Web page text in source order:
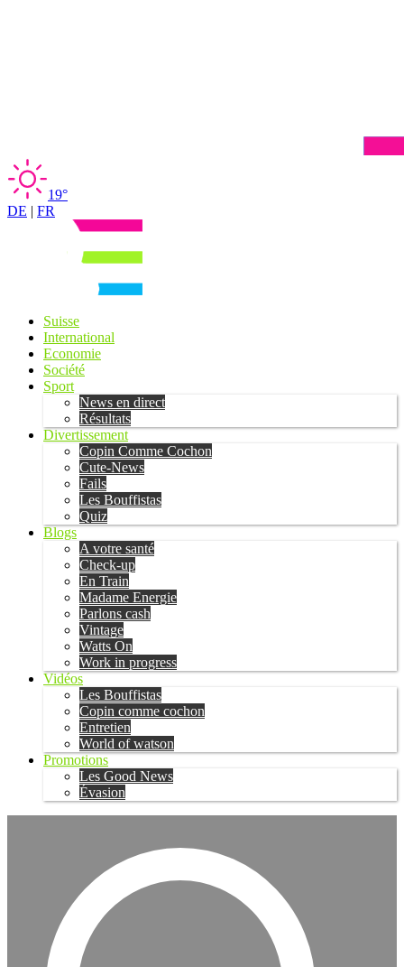
19°
DE | FR
Suisse
International
Economie
Société
Sport
News en direct
Résultats
Divertissement
Copin Comme Cochon
Cute-News
Fails
Les Bouffistas
Quiz
Blogs
A votre santé
Check-up
En Train
Madame Energie
Parlons cash
Vintage
Watts On
Work in progress
Vidéos
Les Bouffistas
Copin comme cochon
Entretien
World of watson
Promotions
Les Good News
Évasion